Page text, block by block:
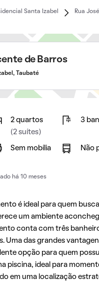
Santa Izabel Rua
de Barros
Taubaté
2 quartos
(2 suítes)
3
Sem mobília Não
há 10 meses
é ideal para quem
um ambiente
conta com três
Uma das grandes
opção para quem
piscina, ideal para
em uma localização